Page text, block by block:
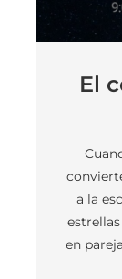
El
a la
en